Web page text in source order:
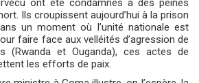
ont été condamnés à des peines
Ils croupissent aujourd’hui à la prison
un moment où l’unité nationale est
faire face aux velléités d’agression de
(Rwanda et Ouganda), ces actes de
les efforts de paix.